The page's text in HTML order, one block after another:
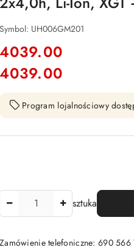
Symbol: UH006GM201
cena:
4039.00
Cena:
4039.00
Program lojalnościowy
sztuka
Zamówienie telefoniczne: 690 566